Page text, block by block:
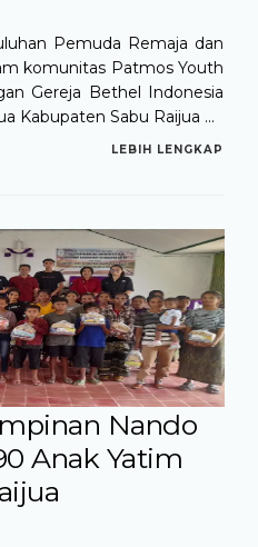
Pemuda Remaja dan
komunitas Patmos Youth
Gereja Bethel Indonesia
Kabupaten Sabu Raijua ...
LEBIH LENGKAP
Nando
Anak Yatim